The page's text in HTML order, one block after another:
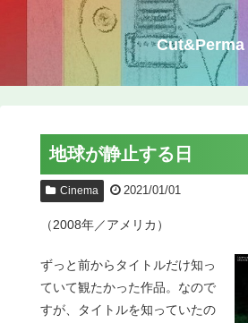
Cut&Perma
地球が静止する日
Cinema 2021/01/01
（2008年／アメリカ）
ずっと前からタイトルだけ知っ
ていて観たかった作品。なので
すが、タイトルを知っていたの